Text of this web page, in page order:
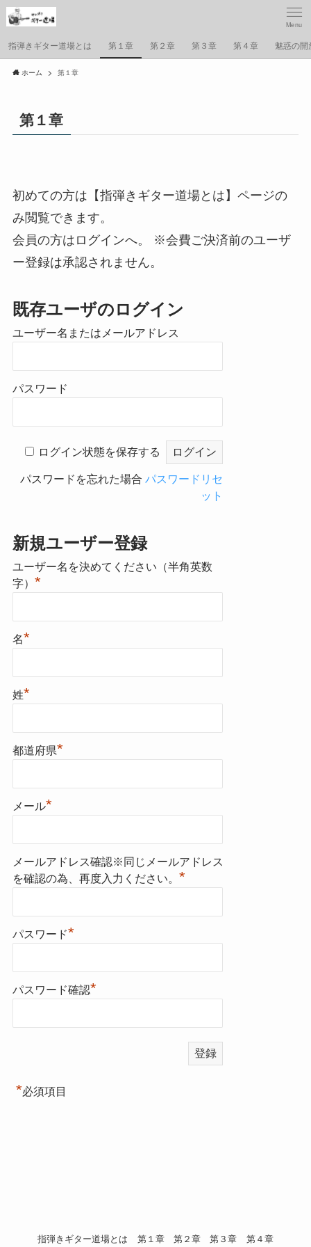
Menu
指弾きギター道場とは 第１章 第２章 第３章 第４章 魅惑の開
ホーム 第１章
第１章
初めての方は【指弾きギター道場とは】ページの
み閲覧できます。
会員の方はログインへ。 ※会費ご決済前のユーザ
ー登録は承認されません。
既存ユーザのログイン
ユーザー名またはメールアドレス
パスワード
ログイン状態を保存する
パスワードを忘れた場合 パスワードリセ
ット
新規ユーザー登録
ユーザー名を決めてください（半角英数
字） *
名*
姓*
都道府県*
メール*
メールアドレス確認※同じメールアドレス
を確認の為、再度入力ください。 *
パスワード*
パスワード確認*
*必須項目
指弾きギター道場とは 第１章 第２章 第３章 第４章